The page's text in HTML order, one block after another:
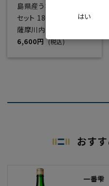
はい
島県産うなぎ蒲焼ギフト
セット 186ｇ×2尾
薩摩川内鰻
6,600円 (税込)
おす
一番